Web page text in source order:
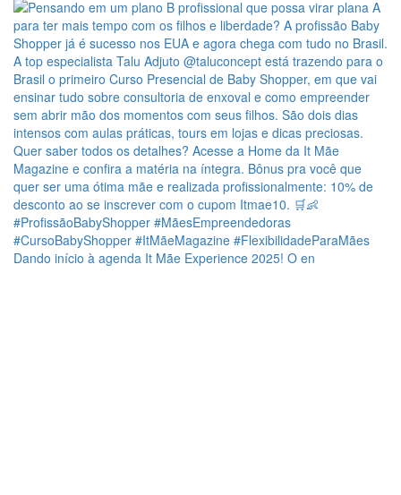
Dando início à agenda It Mãe Experience 2025! O en